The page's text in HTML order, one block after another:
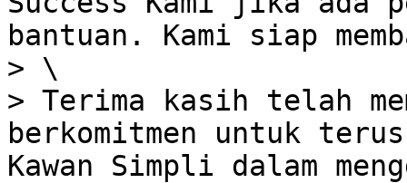
bantuan. Kami siap
> \
> Terima kasih telah
berkomitmen untuk
Kawan Simpli dalam